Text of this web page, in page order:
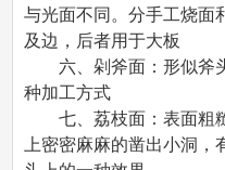
与光面不同。分手工烧面
及边，后者用于大板
六、剁斧面：形似斧
种加工方式
七、荔枝面：表面粗
上密密麻麻的凿出小洞